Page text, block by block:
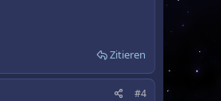
Zitieren
#4